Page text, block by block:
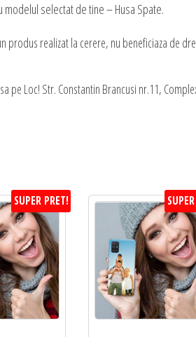
selectat de tine – Husa Spate.
produs realizat la cerere, nu beneficiaza de
pe Loc! Str. Constantin Brancusi nr.11,
SUPER PRET!